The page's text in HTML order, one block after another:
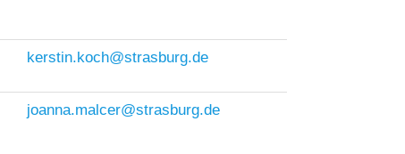
kerstin.koch@strasburg.de
joanna.malcer@strasburg.de